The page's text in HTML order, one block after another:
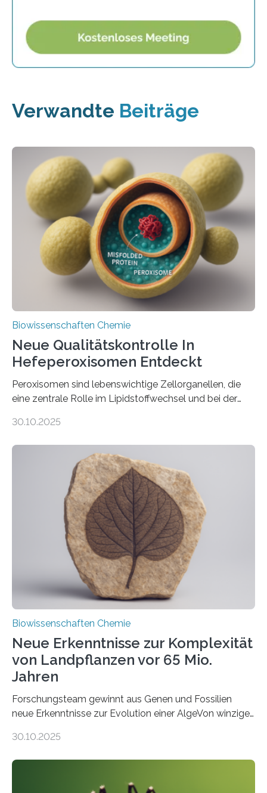
Verwandte Beiträge
Biowissenschaften Chemie
Neue Qualitätskontrolle In
Hefeperoxisomen Entdeckt
Peroxisomen sind lebenswichtige Zellorganellen, die
eine zentrale Rolle im Lipidstoffwechsel und bei der
erfüllen können, müssen zahlreiche Enzyme präzise in
der Ruhr-Universität Bochum um Prof. Dr. Ralf Erdmann
und Dr. Ismaila Francis Yusuf hat nun einen bislang
unbekannten Qualitätskontrollmechanismus des
peroxisomalen Proteintransports in der Bäckerhefe
Saccharomyces cerevisiae entdeckt, der für die
Funktionsfähigkeit der Organellen entscheidend ist. Die
Studie wurde am 28. Oktober 2025 in der
Fachzeitschrift…
30.10.2025
Biowissenschaften Chemie
Neue Erkenntnisse zur Komplexität
von Landpflanzen vor 65 Mio.
Jahren
Forschungsteam gewinnt aus Genen und Fossilien
neue Erkenntnisse zur Evolution einer AlgeVon winzigen
Landpflanzen zählen zu den komplexesten
Grünalgen, die vor Hunderten von Millionen Jahren
30.10.2025